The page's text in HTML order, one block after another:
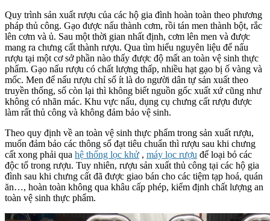
Quy trình sản xuất rượu của các hộ gia đình hoàn toàn theo phương
pháp thủ công. Gạo được nấu thành cơm, rồi tán men thành bột, rắc
lên cơm và ủ. Sau một thời gian nhất định, cơm lên men và được
mang ra chưng cất thành rượu. Qua tìm hiểu nguyên liệu để nấu
rượu tại một cơ sở phần nào thấy được độ mất an toàn vệ sinh thực
phẩm. Gạo nấu rượu có chất lượng thấp, nhiều hạt gạo bị ố vàng và
mốc. Men để nấu rượu chỉ số ít là do người dân tự sản xuất theo
truyền thống, số còn lại thì không biết nguồn gốc xuất xứ cũng như
không có nhãn mác. Khu vực nấu, dụng cụ chưng cất rượu được
làm rất thủ công và không đảm bảo vệ sinh.
Theo quy định về an toàn vệ sinh thực phẩm trong sản xuất rượu,
muốn đảm bảo các thông số đạt tiêu chuẩn thì rượu sau khi chưng
cất xong phải qua hệ thống lọc khử , máy lọc rượu để loại bỏ các
độc tố trong rượu. Tuy nhiên, rượu sản xuất thủ công tại các hộ gia
đình sau khi chưng cất đã được giao bán cho các tiệm tạp hoá, quán
ăn…, hoàn toàn không qua khâu cấp phép, kiểm định chất lượng an
toàn vệ sinh thực phẩm.